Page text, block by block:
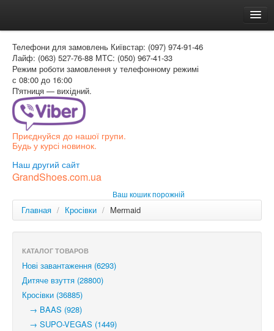
Доставка и оплата
Как заказать
Контакти
Таблиця розмірів
Вхід для покупця
РОС
Телефони для замовлень Київстар: (097) 974-91-46
Лайф: (063) 527-76-88 МТС: (050) 967-41-33
Режим роботи замовлення у телефонному режимі
с 08:00 до 16:00
П'ятниця — вихідний.
Приєднуйся до нашої групи.
Будь у курсі новинок.
Наш другий сайт
GrandShoes.com.ua
Ваш кошик порожній
Главная / Кросівки / Mermaid
КАТАЛОГ ТОВАРОВ
Нові завантаження (6293)
Дитяче взуття (28800)
Кросівки (36885)
→ BAAS (928)
→ SUPO-VEGAS (1449)